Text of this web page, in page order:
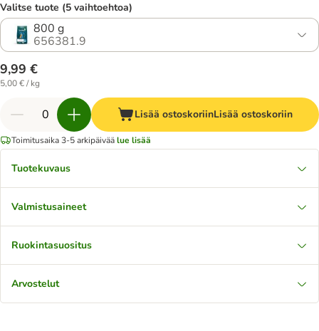
Valitse tuote (5 vaihtoehtoa)
800 g
656381.9
9,99 €
5,00 € / kg
Lisää ostoskoriinLisää ostoskoriin
Toimitusaika 3-5 arkipäiväälue lisää
Tuotekuvaus
Valmistusaineet
Ruokintasuositus
Arvostelut